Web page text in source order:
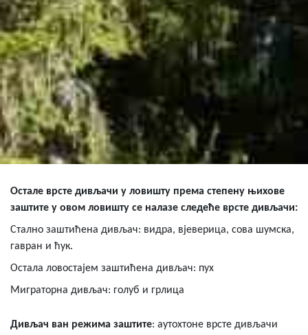
Остале врсте дивљачи у ловишту према степену њихове
заштите у овом ловишту се налазе следеће врсте дивљачи:
Стално заштићена дивљач: видра, вјеверица, сова шумска,
гавран и ћук.
Остала ловостајем заштићена дивљач: пух
Миграторна дивљач: голуб и грлица
Дивљач ван режима заштите: аутохтоне врсте дивљачи